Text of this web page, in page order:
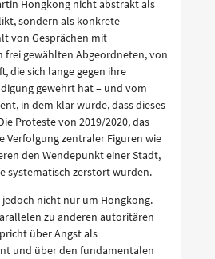
Hongkong nicht abstrakt als
sondern als konkrete
von Gesprächen mit
frei gewählten Abgeordneten, von
die sich lange gegen ihre
gewehrt hat – und vom
in dem klar wurde, dass dieses
Proteste von 2019/2020, das
Verfolgung zentraler Figuren wie
den Wendepunkt einer Stadt,
systematisch zerstört wurden.
jedoch nicht nur um Hongkong.
zu anderen autoritären
über Angst als
und über den fundamentalen